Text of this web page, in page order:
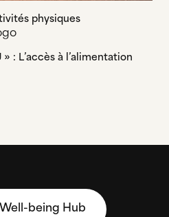
physiques
: L’accès à l’alimentation
being Hub